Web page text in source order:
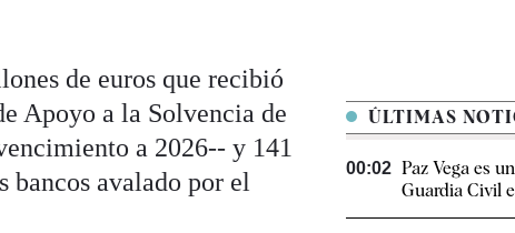
de euros que recibió
Apoyo a la Solvencia de
a 2026-- y 141
bancos avalado por el
ÚLTIMAS
00:02 Paz Vega es
Guardia Civil